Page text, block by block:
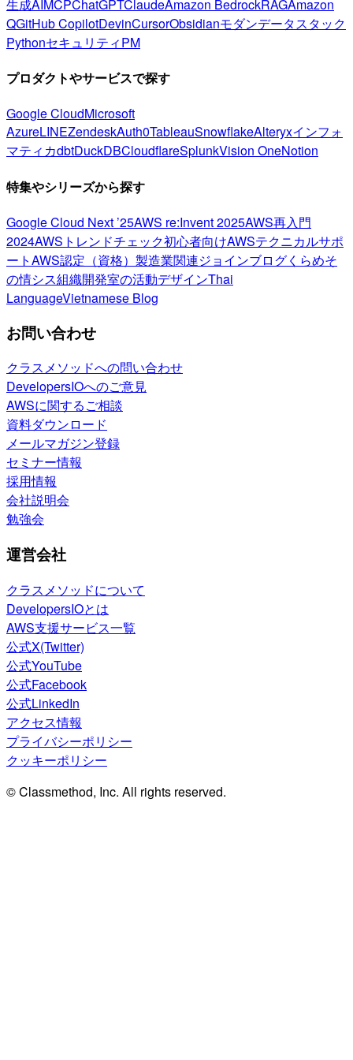
生成AI MCPChatGPTClaudeAmazon BedrockRAGAmazon
QGitHub CopilotDevinCursorObsidianモダンデータスタック
PythonセキュリティPM
プロダクトやサービスで探す
Google CloudMicrosoft
AzureLINEZendeskAuth0TableauSnowflakeAlteryxインフォ
マティカdbtDuckDBCloudflareSplunkVision OneNotion
特集やシリーズから探す
Google Cloud Next ’25AWS re:Invent 2025AWS再入門
2024AWSトレンドチェック初心者向けAWSテクニカルサポ
ートAWS認定（資格） 製造業関連ジョインブログくらめそ
の情シス組織開発室の活動デザインThai
LanguageVietnamese Blog
お問い合わせ
クラスメソッドへの問い合わせ
DevelopersIOへのご意見
AWSに関するご相談
資料ダウンロード
メールマガジン登録
セミナー情報
採用情報
会社説明会
勉強会
運営会社
クラスメソッドについて
DevelopersIOとは
AWS支援サービス一覧
公式X(Twitter)
公式YouTube
公式Facebook
公式LinkedIn
アクセス情報
プライバシーポリシー
クッキーポリシー
© Classmethod, Inc. All rights reserved.